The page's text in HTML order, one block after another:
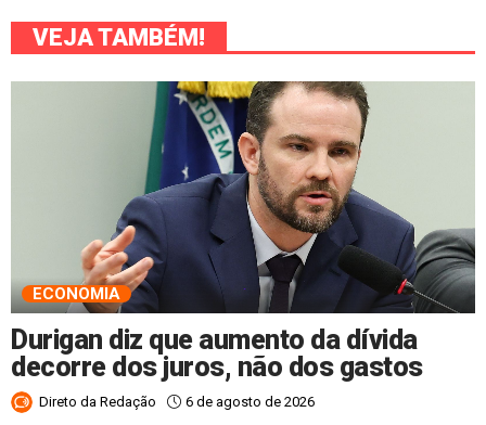
VEJA TAMBÉM!
ECONOMIA
Durigan diz que aumento da dívida
decorre dos juros, não dos gastos
Direto da Redação 6 de agosto de 2026